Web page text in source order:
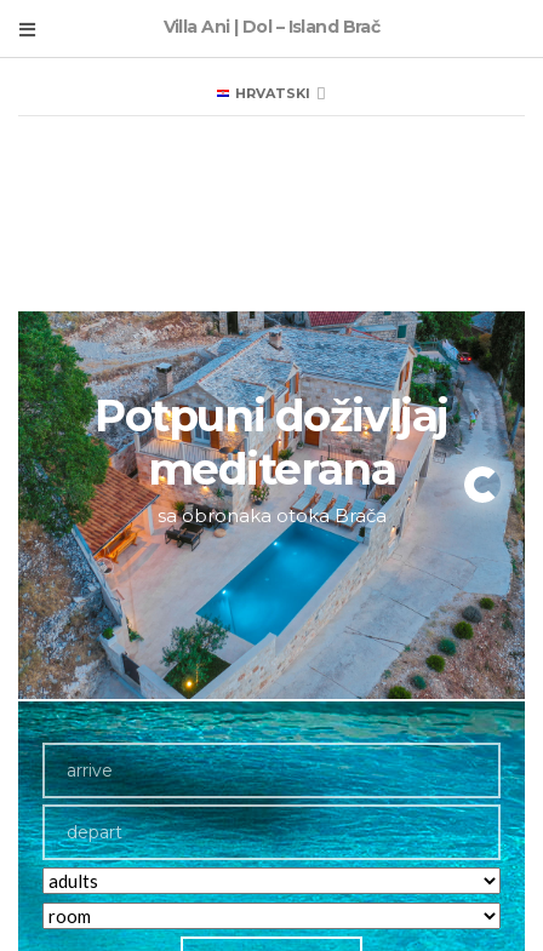
Villa Ani | Dol – Island Brač
HRVATSKI
Potpuni doživljaj
mediterana
sa obronaka otoka Brača